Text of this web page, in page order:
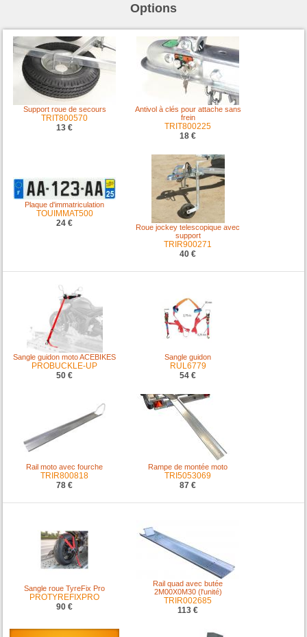
Options
Support roue de secours
TRIT800570
13 €
Antivol à clés pour attache sans
frein
TRIT800225
18 €
Plaque d'immatriculation
TOUIMMAT500
24 €
Roue jockey telescopique avec
support
TRIR900271
40 €
Sangle guidon moto ACEBIKES
PROBUCKLE-UP
50 €
Sangle guidon
RUL6779
54 €
Rail moto avec fourche
TRIR800818
78 €
Rampe de montée moto
TRI5053069
87 €
Sangle roue TyreFix Pro
PROTYREFIXPRO
90 €
Rail quad avec butée
2M00X0M30 (l'unité)
TRIR002685
113 €